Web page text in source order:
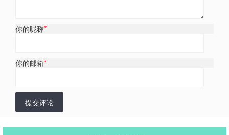
你的昵称*
你的邮箱*
提交评论